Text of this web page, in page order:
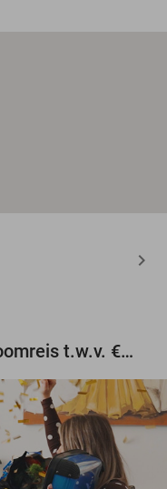
Maak gratis kans op een droomreis t.w.v. €3.000!